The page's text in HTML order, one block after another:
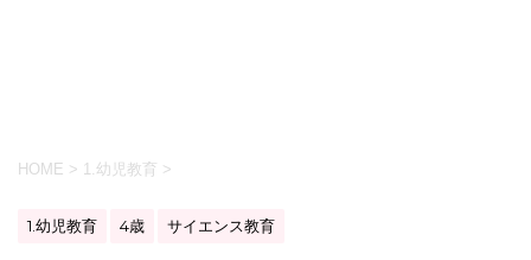
HOME > 1.幼児教育 >
1.幼児教育 4歳 サイエンス教育